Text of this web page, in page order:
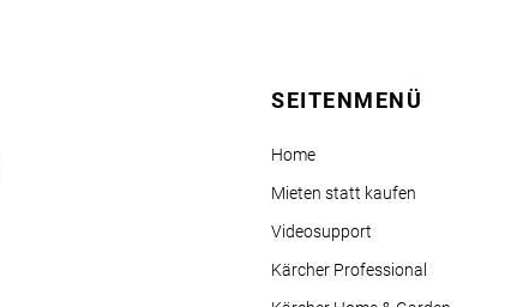
SEITENMENÜ
Home
Mieten statt kaufen
Videosupport
Kärcher Professional